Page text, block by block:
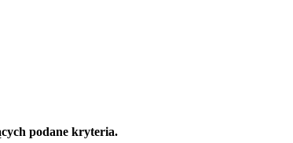
podane kryteria.